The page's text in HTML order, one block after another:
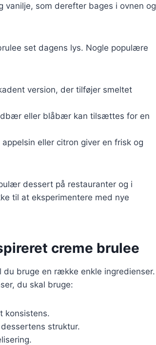
som derefter bages i ovnen og
set dagens lys. Nogle populære
version, der tilføjer smeltet
eller blåbær kan tilsættes for en
eller citron giver en frisk og
dessert på restauranter og i
til at eksperimentere med nye
creme brulee
bruge en række enkle ingredienser.
du skal bruge:
konsistens.
struktur.